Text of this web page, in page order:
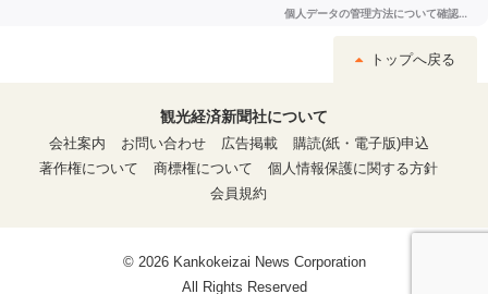
トップへ戻る
観光経済新聞社について
会社案内
お問い合わせ 広告掲載
購読(紙・電子版)申込
著作権について
商標権について
個人情報保護に関する方針
会員規約
© 2026 Kankokeizai News Corporation
All Rights Reserved